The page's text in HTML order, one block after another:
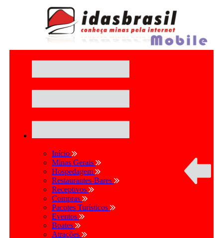
Início
Minas Gerais
Hospedagem
Restaurantes-Bares
Receptivos
Compras
Pacotes Turísticos
Eventos
Boates
Atrações